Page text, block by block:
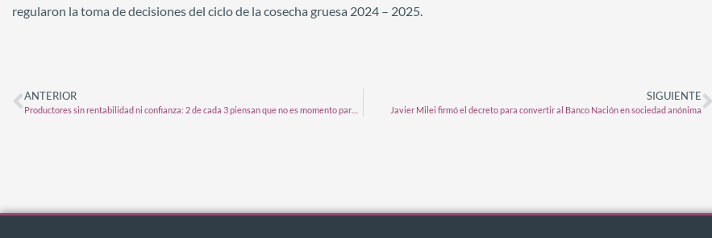
regularon la toma de decisiones del ciclo de la cosecha gruesa 2024 – 2025.
ANTERIOR SIGUIENTE
Javier Milei firmó el decreto para convertir al Banco Nación en sociedad anónima